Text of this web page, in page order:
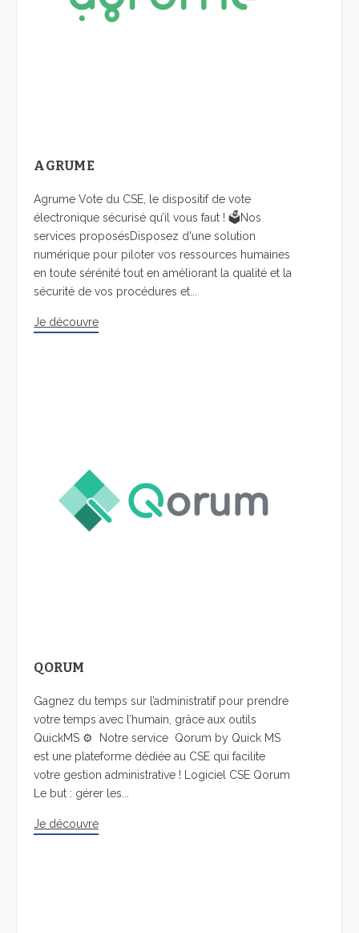
AGRUME
Agrume Vote du CSE, le dispositif de vote
électronique sécurisé qu’il vous faut ! 🗳️Nos
services proposésDisposez d'une solution
numérique pour piloter vos ressources humaines
en toute sérénité tout en améliorant la qualité et la
sécurité de vos procédures et...
Je découvre
QORUM
Gagnez du temps sur l’administratif pour prendre
votre temps avec l’humain, grâce aux outils
QuickMS ⚙️ Notre service Qorum by Quick MS
est une plateforme dédiée au CSE qui facilite
votre gestion administrative ! Logiciel CSE Qorum
Le but : gérer les...
Je découvre